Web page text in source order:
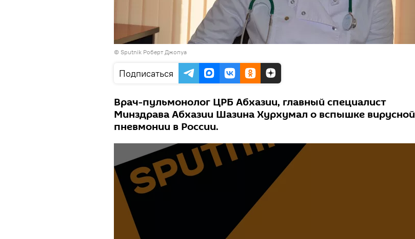
© Sputnik Роберт Джопуа
Подписаться
Врач-пульмонолог ЦРБ Абхазии, главный специалист
Минздрава Абхазии Шазина Хурхумал о вспышке вирусной
пневмонии в России.